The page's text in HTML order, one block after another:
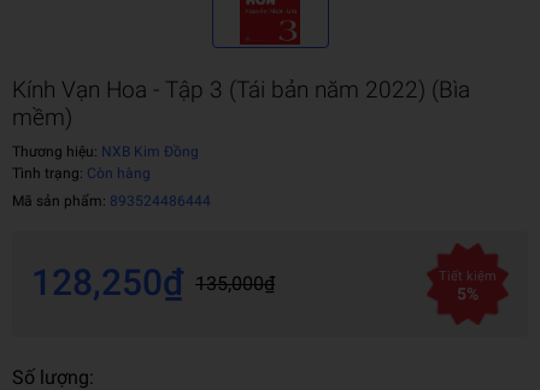
Kính Vạn Hoa - Tập 3 (Tái bản năm 2022) (Bìa
mềm)
Thương hiệu: NXB Kim Đồng
Tình trạng: Còn hàng
Mã sản phẩm: 893524486444
128,250₫ 135,000₫ Tiết kiệm
5%
Số lượng: